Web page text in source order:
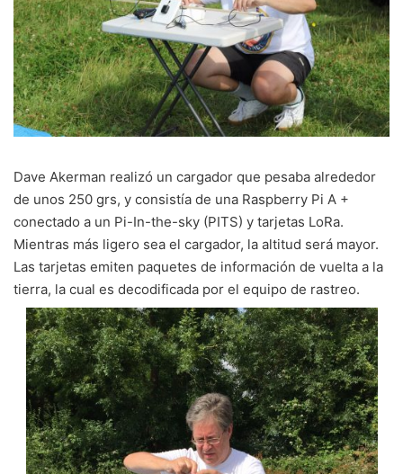
Dave Akerman realizó un cargador que pesaba alrededor
de unos 250 grs, y consistía de una Raspberry Pi A +
conectado a un Pi-In-the-sky (PITS) y tarjetas LoRa.
Mientras más ligero sea el cargador, la altitud será mayor.
Las tarjetas emiten paquetes de información de vuelta a la
tierra, la cual es decodificada por el equipo de rastreo.